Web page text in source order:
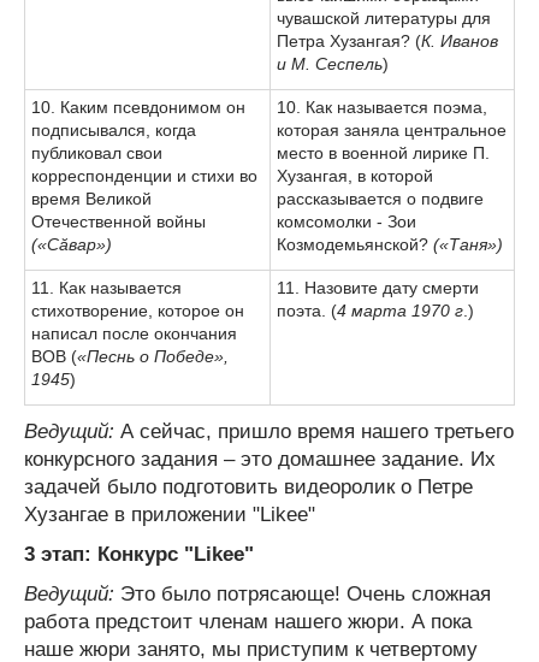
чувашской литературы для
Петра Хузангая? (К. Иванов
и М. Сеспель)
10. Каким псевдонимом он
подписывался, когда
публиковал свои
корреспонденции и стихи во
время Великой
Отечественной войны
(«Сăвар»)
10. Как называется поэма,
которая заняла центральное
место в военной лирике П.
Хузангая, в которой
рассказывается о подвиге
комсомолки - Зои
Козмодемьянской? («Таня»)
11. Как называется
стихотворение, которое он
написал после окончания
ВОВ («Песнь о Победе»,
1945)
11. Назовите дату смерти
поэта. (4 марта 1970 г .)
Ведущий: А сейчас, пришло время нашего третьего
конкурсного задания – это домашнее задание. Их
задачей было подготовить видеоролик о Петре
Хузангае в приложении "Likee"
3 этап: Конкурс "Likee"
Ведущий: Это было потрясающе! Очень сложная
работа предстоит членам нашего жюри. А пока
наше жюри занято, мы приступим к четвертому